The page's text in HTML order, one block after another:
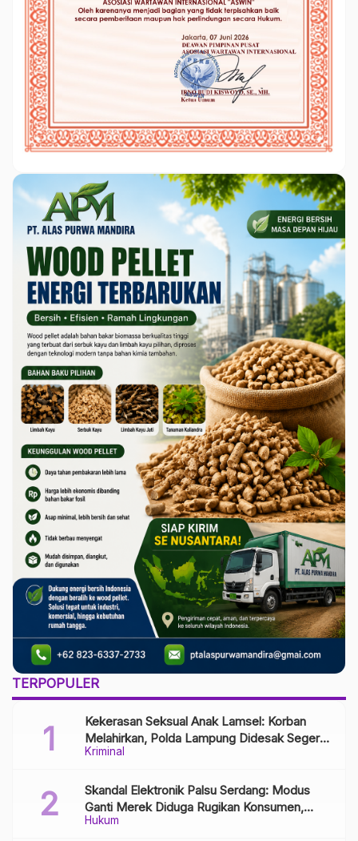
TERPOPULER
Kriminal
Kekerasan Seksual Anak Lamsel: Korban
Melahirkan, Polda Lampung Didesak Segera
Tangkap Pelaku
Hukum
Skandal Elektronik Palsu Serdang: Modus
Ganti Merek Diduga Rugikan Konsumen,
Aparat Diminta Bongkar Jaringan Distribusi